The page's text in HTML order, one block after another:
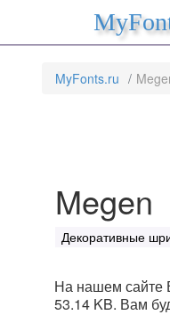
MyFonts.ru
Megen
Декоративные
На нашем сайте
53.14 KB. Вам